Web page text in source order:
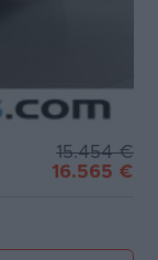
15.454 €
16.565 €